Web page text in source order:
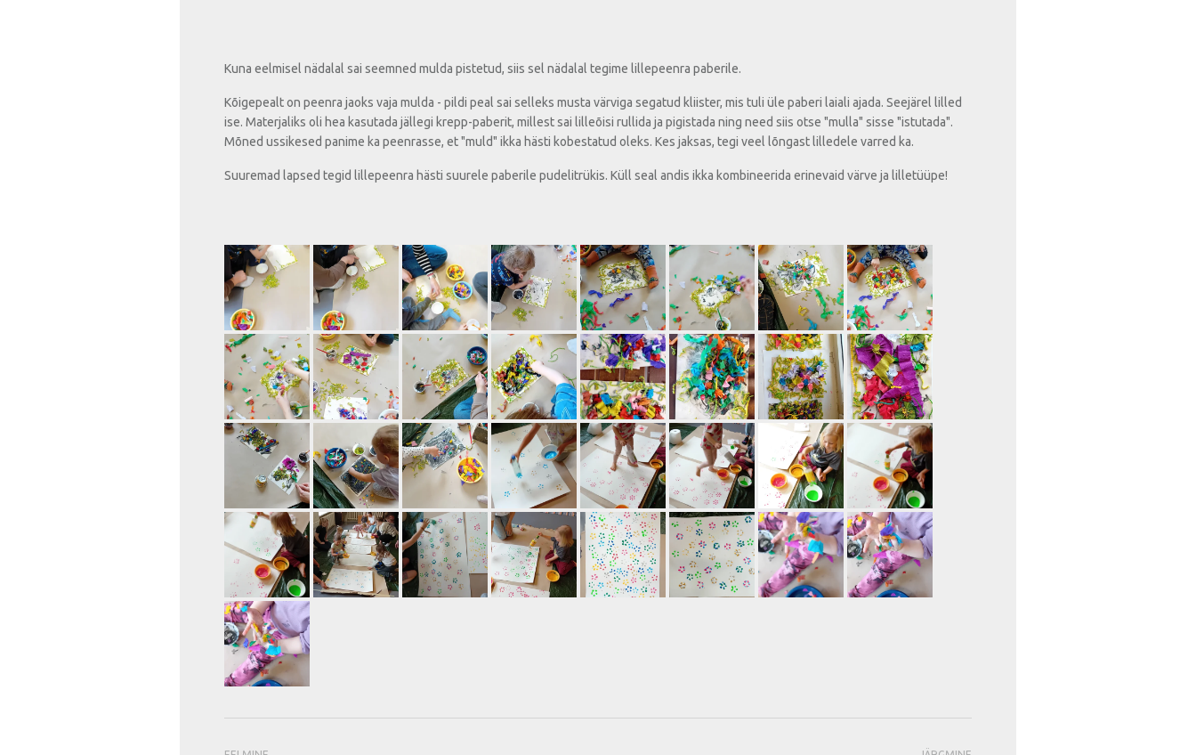
Kuna eelmisel nädalal sai seemned mulda pistetud, siis sel nädalal tegime lillepeenra paberile.
Kõigepealt on peenra jaoks vaja mulda - pildi peal sai selleks musta värviga segatud kliister, mis tuli üle paberi laiali ajada. Seejärel lilled
ise. Materjaliks oli hea kasutada jällegi krepp-paberit, millest sai lilleõisi rullida ja pigistada ning need siis otse "mulla" sisse "istutada".
Mõned ussikesed panime ka peenrasse, et "muld" ikka hästi kobestatud oleks. Kes jaksas, tegi veel lõngast lilledele varred ka.
Suuremad lapsed tegid lillepeenra hästi suurele paberile pudelitrükis. Küll seal andis ikka kombineerida erinevaid värve ja lilletüüpe!